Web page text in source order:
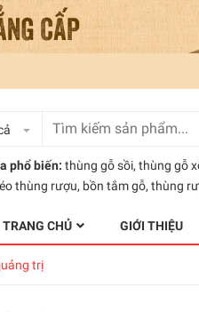
phổ biến: thùng gỗ sồi, thùng gỗ
thùng rượu, bồn tắm gỗ, thùng
TRANG CHỦ GIỚI THIỆU
trị